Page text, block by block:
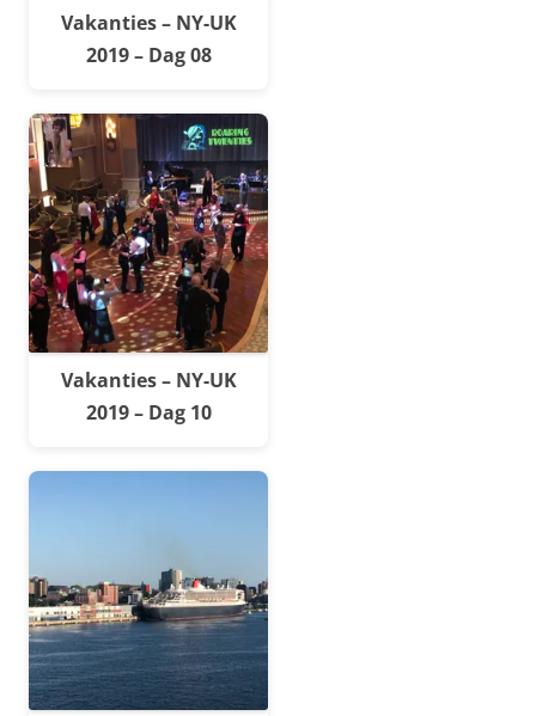
Vakanties – NY-UK
2019 – Dag 08
Vakanties – NY-UK
2019 – Dag 10